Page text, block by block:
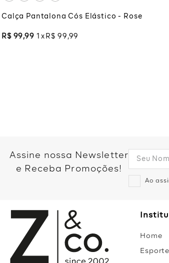
Calça Pantalona Cós Elástico - Rose
R$ 99,99 1 R$ 99 ,99
Assine nossa Newsletter
e Receba Promoções!
Ao
Home